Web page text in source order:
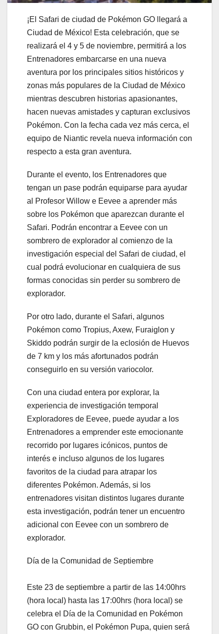
¡El Safari de ciudad de Pokémon GO llegará a
Ciudad de México! Esta celebración, que se
realizará el 4 y 5 de noviembre, permitirá a los
Entrenadores embarcarse en una nueva
aventura por los principales sitios históricos y
zonas más populares de la Ciudad de México
mientras descubren historias apasionantes,
hacen nuevas amistades y capturan exclusivos
Pokémon. Con la fecha cada vez más cerca, el
equipo de Niantic revela nueva información con
respecto a esta gran aventura.
Durante el evento, los Entrenadores que
tengan un pase podrán equiparse para ayudar
al Profesor Willow e Eevee a aprender más
sobre los Pokémon que aparezcan durante el
Safari. Podrán encontrar a Eevee con un
sombrero de explorador al comienzo de la
investigación especial del Safari de ciudad, el
cual podrá evolucionar en cualquiera de sus
formas conocidas sin perder su sombrero de
explorador.
Por otro lado, durante el Safari, algunos
Pokémon como Tropius, Axew, Furaiglon y
Skiddo podrán surgir de la eclosión de Huevos
de 7 km y los más afortunados podrán
conseguirlo en su versión variocolor.
Con una ciudad entera por explorar, la
experiencia de investigación temporal
Exploradores de Eevee, puede ayudar a los
Entrenadores a emprender este emocionante
recorrido por lugares icónicos, puntos de
interés e incluso algunos de los lugares
favoritos de la ciudad para atrapar los
diferentes Pokémon. Además, si los
entrenadores visitan distintos lugares durante
esta investigación, podrán tener un encuentro
adicional con Eevee con un sombrero de
explorador.
Día de la Comunidad de Septiembre
Este 23 de septiembre a partir de las 14:00hrs
(hora local) hasta las 17:00hrs (hora local) se
celebra el Día de la Comunidad en Pokémon
GO con Grubbin, el Pokémon Pupa, quien será